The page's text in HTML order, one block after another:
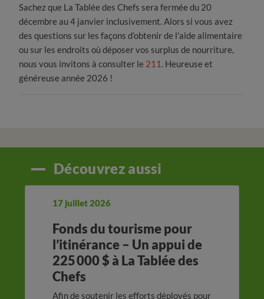
Sachez que La Tablée des Chefs sera fermée du 20
décembre au 4 janvier inclusivement. Alors si vous avez
des questions sur les façons d’obtenir de l’aide alimentaire
ou sur les endroits où déposer vos surplus de nourriture,
nous vous invitons à consulter le 211 . Heureuse et
généreuse année 2026 !
Découvrez aussi
17 juillet 2026
Fonds du tourisme pour
l’itinérance – Un appui de
225 000 $ à La Tablée des
Chefs
Afin de soutenir les efforts déployés pour